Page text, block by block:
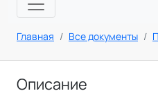
Главная Все документы
Описание